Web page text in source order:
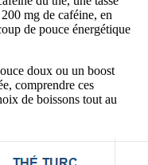
mg de caféine, en
de pouce énergétique
doux ou un boost
comprendre ces
de boissons tout au